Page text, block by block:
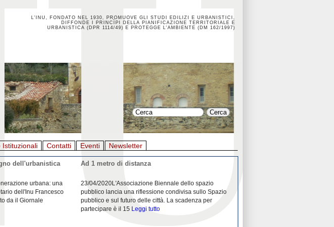
L'INU, FONDATO NEL 1930, PROMUOVE GLI STUDI EDILIZI E URBANISTICI,
DIFFONDE I PRINCÌPI DELLA PIANIFICAZIONE TERRITORIALE E
URBANISTICA (DPR 1114/49) E PROTEGGE L'AMBIENTE (DM 162/1997)
Istituzionali Contatti Eventi Newsletter
dell'urbanistica
urbana: una
dell'Inu Francesco
da il Giornale
Ad 1 metro di distanza
23/04/2020L'Associazione Biennale dello spazio
pubblico lancia una riflessione condivisa sullo Spazio
pubblico e sul futuro delle città. La scadenza per
partecipare è il 15 Leggi tutto